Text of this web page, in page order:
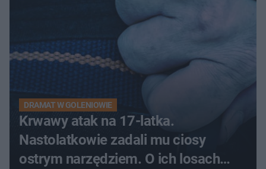
DRAMAT W GOLENIOWIE
Krwawy atak na 17-latka.
Nastolatkowie zadali mu ciosy
ostrym narzędziem. O ich losach